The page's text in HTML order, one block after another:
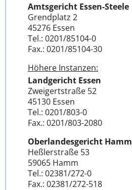
Amtsgericht Essen-Steele
Grendplatz 2
45276 Essen
Tel.: 0201/85104-0
Fax.: 0201/85104-30
Höhere Instanzen:
Landgericht Essen
Zweigertstraße 52
45130 Essen
Tel.: 0201/803-0
Fax.: 0201/803-2080
Oberlandesgericht Hamm
Heßlerstraße 53
59065 Hamm
Tel.: 02381/272-0
Fax.: 02381/272-518